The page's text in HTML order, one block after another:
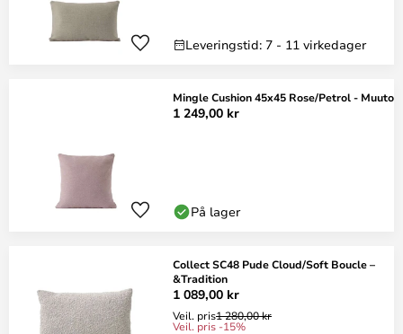
Leveringstid: 7 - 11 virkedager
Mingle Cushion 45x45 Rose/Petrol - Muuto
1 249,00 kr
På lager
Collect SC48 Pude Cloud/Soft Boucle –
&Tradition
1 089,00 kr
Veil. pris1 280,00 kr
Veil. pris -15%